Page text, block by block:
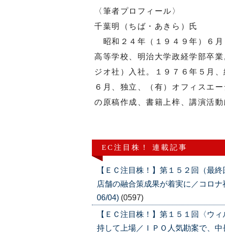
〈筆者プロフィール〉
千葉明（ちば・あきら）氏
昭和２４年（１９４９年）６月
高等学校、明治大学政経学部卒
ジオ社）入社。１９７６年５月
６月、独立、（有）オフィスエ
の原稿作成、書籍上梓、講演活動
EC注目株！ 連載記事
【ＥＣ注目株！】第１５２回（最
店舗の融合策成果が着実に／コロ
06/04) (0597)
【ＥＣ注目株！】第１５１回〈ウ
持して上場／ＩＰＯ人気勘案で、